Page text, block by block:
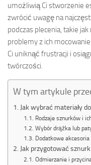
umożliwią Ci stworzenie
zwrócić uwagę na
podczas plecenia, takie
problemy z ich
Ci uniknąć frustracji i
twórczości.
W tym artykule
Jak wybrać materiały
Rodzaje sznurków i
Wybór drążka lub
Dodatkowe akcesoria
Jak przygotować
Odmierzanie i